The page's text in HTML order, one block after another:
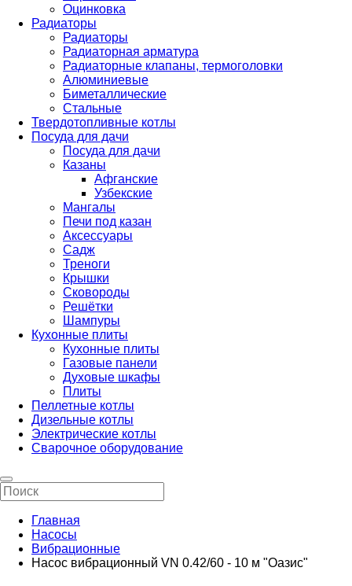
Оцинковка
Радиаторы
Радиаторы
Радиаторная арматура
Радиаторные клапаны, термоголовки
Алюминиевые
Биметаллические
Стальные
Твердотопливные котлы
Посуда для дачи
Посуда для дачи
Казаны
Афганские
Узбекские
Мангалы
Печи под казан
Аксессуары
Садж
Треноги
Крышки
Сковороды
Решётки
Шампуры
Кухонные плиты
Кухонные плиты
Газовые панели
Духовые шкафы
Плиты
Пеллетные котлы
Дизельные котлы
Электрические котлы
Сварочное оборудование
Главная
Насосы
Вибрационные
Насос вибрационный VN 0.42/60 - 10 м "Оазис"